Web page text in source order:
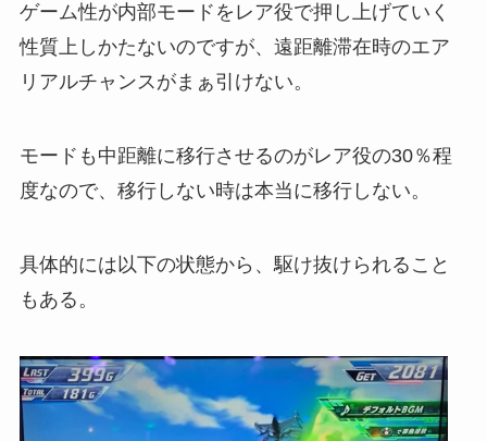
ゲーム性が内部モードをレア役で押し上げていく
性質上しかたないのですが、 遠距離滞在時のエア
リアルチャンスがまぁ引けない。
モードも中距離に移行させるのがレア役の30％程
度なので、移行しない時は本当に移行しない。
具体的には以下の状態から、駆け抜けられること
もある。